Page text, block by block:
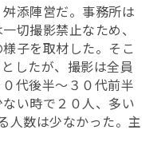
添陣営だ。事務所は
切撮影禁止なため、
子を取材した。そこ
したが、撮影は全員
代後半～３０代前半
い時で２０人、多い
人数は少なかった。主